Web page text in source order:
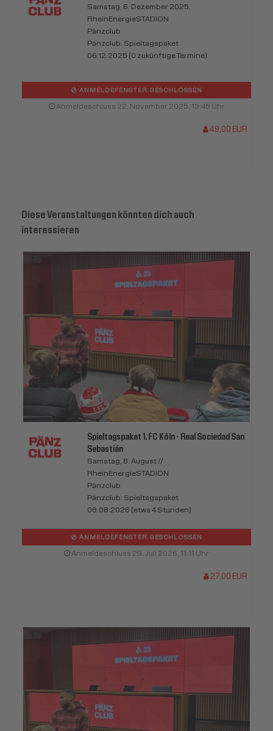
Samstag, 6. Dezember 2025,
RheinEnergieSTADION
Pänzclub
Pänzclub: Spieltagspaket
06.12.2025 (0 zukünftige Termine)
ANMELDEFENSTER GESCHLOSSEN
Anmeldeschluss 22. November 2025, 13:45 Uhr
49,00 EUR
Diese Veranstaltungen könnten dich auch
interessieren
Spieltagspaket 1. FC Köln - Real Sociedad San
Sebastián
Samstag, 8. August //
RheinEnergieSTADION
Pänzclub
Pänzclub: Spieltagspaket
08.08.2026 (etwa 4 Stunden)
ANMELDEFENSTER GESCHLOSSEN
Anmeldeschluss 29. Juli 2026, 11:11 Uhr
27,00 EUR